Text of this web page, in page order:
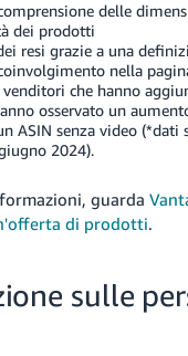
delle
dei prodotti
resi grazie a una
nella
che hanno
osservato un
ASIN senza video
2024).
guarda
di prodotti.
sulle